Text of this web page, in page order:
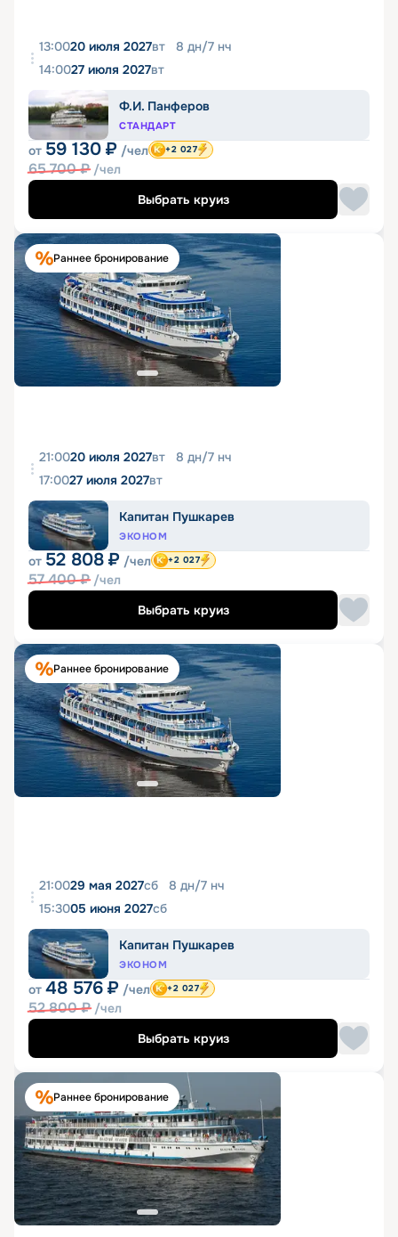
13:0020 июля 2027вт 8 дн/7 нч
14:0027 июля 2027вт
Ф.И. Панферов
СТАНДАРТ
от 59 130 ₽ /чел
65 700₽ /чел
+2 027
Выбрать круиз
Раннее бронирование
21:0020 июля 2027вт 8 дн/7 нч
17:0027 июля 2027вт
Капитан Пушкарев
ЭКОНОМ
от 52 808 ₽ /чел
57 400₽ /чел
+2 027
Выбрать круиз
Раннее бронирование
21:0029 мая 2027сб 8 дн/7 нч
15:3005 июня 2027сб
Капитан Пушкарев
ЭКОНОМ
от 48 576 ₽ /чел
52 800₽ /чел
+2 027
Выбрать круиз
Раннее бронирование